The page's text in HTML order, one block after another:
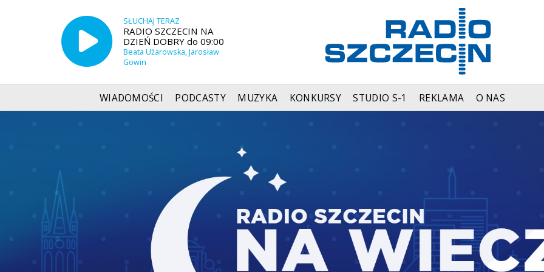
SŁUCHAJ TERAZ
RADIO SZCZECIN NA
DZIEŃ DOBRY do 09:00
Beata Użarowska, Jarosław
Gowin
WIADOMOŚCI PODCASTY MUZYKA KONKURSY STUDIO S-1 REKLAMA O NAS